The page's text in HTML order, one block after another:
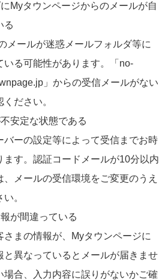
Myタウンページからのメールが自
る
メールが迷惑メールフォルダ等に
いる可能性があります。「no-
」からの受信メールがない
ださい。
安定な状態である
バーの設定等によって受信までお時
ます。認証コードメールが10分以内
メールの受信環境をご変更のうえ
。
が間違っている
さまの情報が、Myタウンページに
と異なっているとメールが届きませ
場合、入力内容に誤りがないかご確